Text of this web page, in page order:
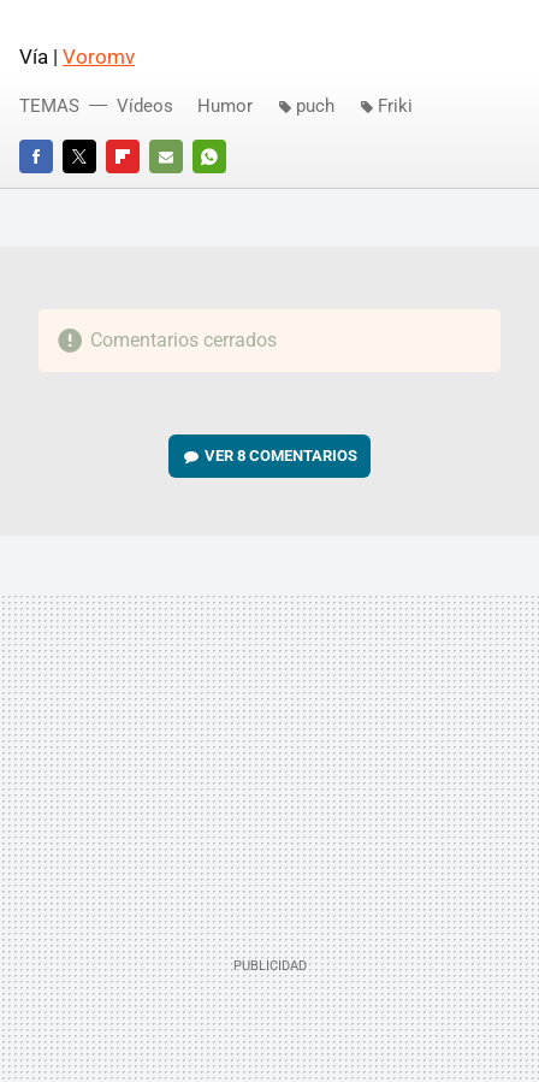
Vía | Voromv
FACEBOOKTWITTERFLIPBOARD
E-
WHATSAPP
TEMAS Vídeos Humor puch Friki
Comentarios cerrados
VER8 COMENTARIOS